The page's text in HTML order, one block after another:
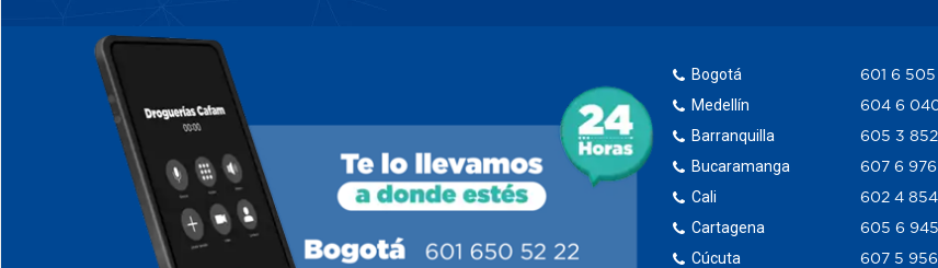
Bogotá
Medellín
Barranquilla
Bucaramanga
Cali
Cartagena
Cúcuta
601 6 505
604 6
605 3
607 6 976
602 4
605 6
607 5 956